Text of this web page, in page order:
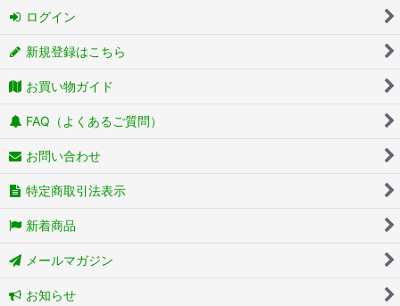
ログイン
新規登録はこちら
お買い物ガイド
FAQ（よくあるご質問）
お問い合わせ
特定商取引法表示
新着商品
メールマガジン
お知らせ